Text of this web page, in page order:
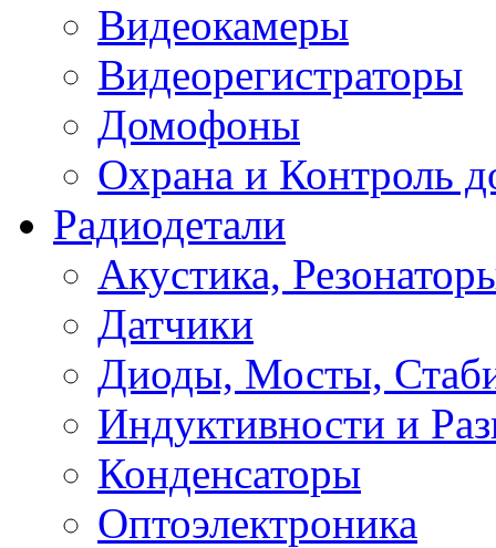
Видеокамеры
Видеорегистраторы
Домофоны
Охрана и Контроль
Радиодетали
Акустика,
Датчики
Диоды, Мосты,
Индуктивности и
Конденсаторы
Оптоэлектроника